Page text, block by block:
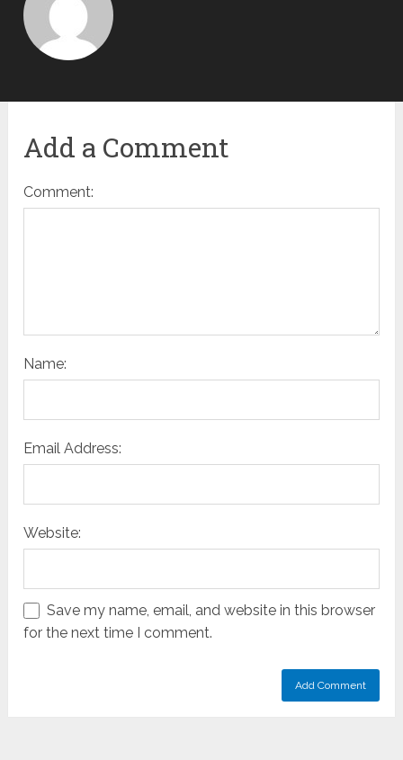
Add a Comment
Comment:
Name:
Email Address:
Website:
Save my name, email, and website in this browser
for the next time I comment.